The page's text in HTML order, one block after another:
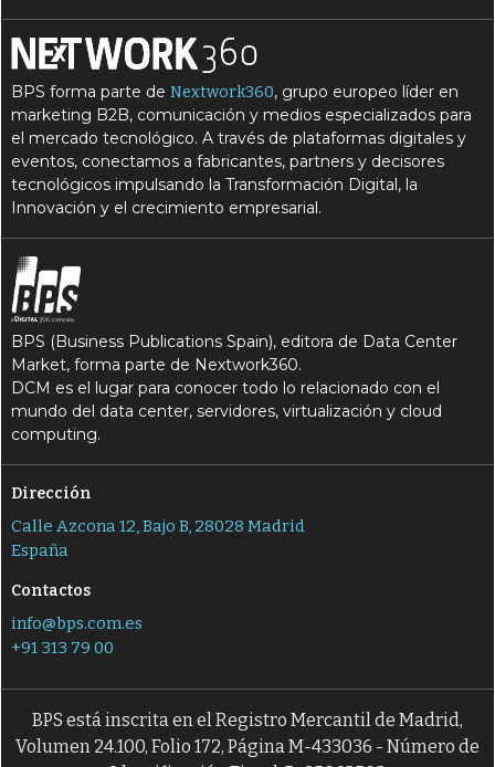
M machine learning M
M Microsoft Sentinel M monitorizar
P patrones sospechosos P Phishing
R Ransomware S SaaS S scripts
S SIEM
S Splunk
X XRD
BPS forma parte deNextwork360, grupo europeo líder en
marketing B2B, comunicación y medios especializados para
el mercado tecnológico. A través de plataformas digitales y
eventos, conectamos a fabricantes, partners y decisores
tecnológicos impulsando la Transformación Digital, la
Innovación y el crecimiento empresarial.
BPS (Business Publications Spain), editora de Data Center
Market, forma parte de Nextwork360.
DCM es el lugar para conocer todo lo relacionado con el
mundo del data center, servidores, virtualización y cloud
computing.
Dirección
Calle Azcona 12, Bajo B, 28028 Madrid
España
Contactos
info@bps.com.es
+91 313 79 00
BPS está inscrita en el Registro Mercantil de Madrid,
Volumen 24.100, Folio 172, Página M-433036 - Número de